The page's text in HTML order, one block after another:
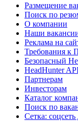
Размещение
Поиск по
О компании
Наши
Реклама на
Требования к
Безопасный
HeadHunter
Партнерам
Инвесторам
Каталог
Поиск по
Сетка: